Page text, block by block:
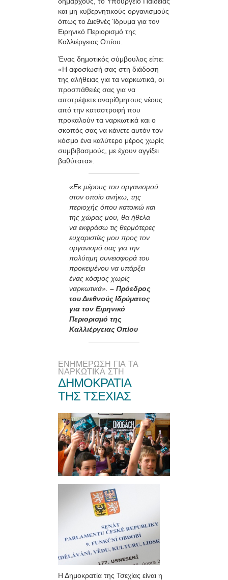
και μη κυβερνητικούς οργανισμούς
όπως το Διεθνές Ίδρυμα για τον
Ειρηνικό Περιορισμό της
Καλλιέργειας Οπίου.
Ένας δημοτικός σύμβουλος είπε:
«Η αφοσίωσή σας στη διάδοση
της αλήθειας για τα ναρκωτικά, οι
προσπάθειές σας για να
αποτρέψετε αναρίθμητους νέους
από την καταστροφή που
προκαλούν τα ναρκωτικά και ο
σκοπός σας να κάνετε αυτόν τον
κόσμο ένα καλύτερο μέρος χωρίς
συμβιβασμούς, με έχουν αγγίξει
βαθύτατα».
«Εκ μέρους του οργανισμού
στον οποίο ανήκω, της
περιοχής όπου κατοικώ και
της χώρας μου, θα ήθελα
να εκφράσω τις θερμότερες
ευχαριστίες μου προς τον
οργανισμό σας για την
πολύτιμη συνεισφορά του
προκειμένου να υπάρξει
ένας κόσμος χωρίς
ναρκωτικά». – Πρόεδρος
του Διεθνούς Ιδρύματος
για τον Ειρηνικό
Περιορισμό της
Καλλιέργειας Οπίου
ΕΝΗΜΕΡΩΣΗ ΓΙΑ ΤΑ
ΝΑΡΚΩΤΙΚΑ ΣΤΗ
ΔΗΜΟΚΡΑΤΙΑ
ΤΗΣ ΤΣΕΧΙΑΣ
Η Δημοκρατία της Τσεχίας είναι η